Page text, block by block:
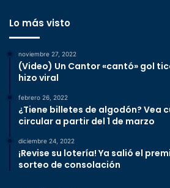
Lo más visto
noviembre 27, 2022
(Video) Un Cantor «cantó» gol
hizo viral
febrero 26, 2022
¿Tiene billetes de algodón? Vea
circular a partir del 1 de marzo
diciembre 24, 2022
¡Revise su lotería! Ya salió el
sorteo de consolación